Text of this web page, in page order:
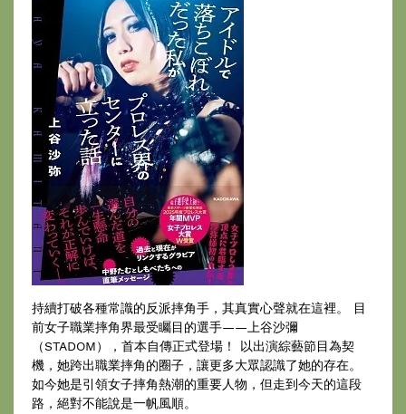
持續打破各種常識的反派摔角手，其真實心聲就在這裡。 目
前女子職業摔角界最受矚目的選手——上谷沙彌
（STADOM），首本自傳正式登場！ 以出演綜藝節目為契
機，她跨出職業摔角的圈子，讓更多大眾認識了她的存在。
如今她是引領女子摔角熱潮的重要人物，但走到今天的這段
路，絕對不能說是一帆風順。